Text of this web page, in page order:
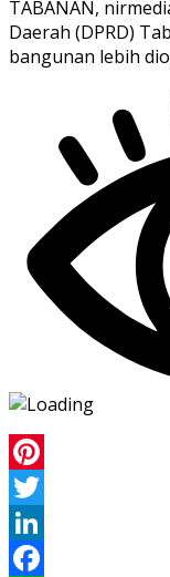
TABANAN,
Daerah (DPRD)
bangunan lebih
Pinterest
Twitter
LinkedIn